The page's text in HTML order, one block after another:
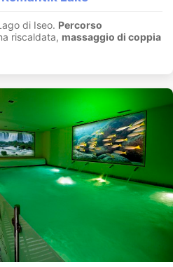
di Iseo. Percorso
riscaldata, massaggio di coppia